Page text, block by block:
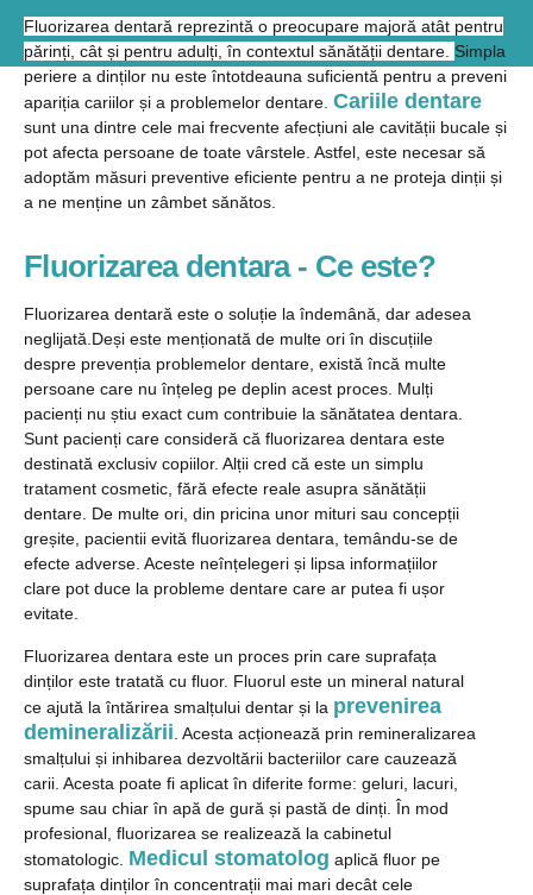
Fluorizarea dentară reprezintă o preocupare majoră atât pentru
părinți, cât și pentru adulți, în contextul sănătății dentare. Simpla
periere a dinților nu este întotdeauna suficientă pentru a preveni
apariția cariilor și a problemelor dentare. Cariile dentare
sunt una dintre cele mai frecvente afecțiuni ale cavității bucale și
pot afecta persoane de toate vârstele. Astfel, este necesar să
adoptăm măsuri preventive eficiente pentru a ne proteja dinții și
a ne menține un zâmbet sănătos.
Fluorizarea dentara - Ce este?
Fluorizarea dentară este o soluție la îndemână, dar adesea
neglijată.Deși este menționată de multe ori în discuțiile
despre prevenția problemelor dentare, există încă multe
persoane care nu înțeleg pe deplin acest proces. Mulți
pacienți nu știu exact cum contribuie la sănătatea dentara.
Sunt pacienți care consideră că fluorizarea dentara este
destinată exclusiv copiilor. Alții cred că este un simplu
tratament cosmetic, fără efecte reale asupra sănătății
dentare. De multe ori, din pricina unor mituri sau concepții
greșite, pacientii evită fluorizarea dentara, temându-se de
efecte adverse. Aceste neînțelegeri și lipsa informațiilor
clare pot duce la probleme dentare care ar putea fi ușor
evitate.
Fluorizarea dentara este un proces prin care suprafața
dinților este tratată cu fluor. Fluorul este un mineral natural
ce ajută la întărirea smalțului dentar și la prevenirea
demineralizării . Acesta acționează prin remineralizarea
smalțului și inhibarea dezvoltării bacteriilor care cauzează
carii. Acesta poate fi aplicat în diferite forme: geluri, lacuri,
spume sau chiar în apă de gură și pastă de dinți. În mod
profesional, fluorizarea se realizează la cabinetul
stomatologic. Medicul stomatolog aplică fluor pe
suprafața dinților în concentrații mai mari decât cele